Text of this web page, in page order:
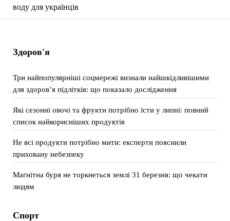
воду для українців
Здоров'я
Три найпопулярніші соцмережі визнали найшкідливішими
для здоров’я підлітків: що показало дослідження
Які сезонні овочі та фрукти потрібно їсти у липні: повний
список найкорисніших продуктів
Не всі продукти потрібно мити: експерти пояснили
приховану небезпеку
Магнітна буря не торкнеться землі 31 березня: що чекати
людям
Спорт